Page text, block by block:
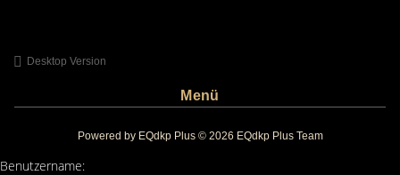
Desktop Version
Menü
Powered by EQdkp Plus© 2026 EQdkp Plus Team
Benutzername: